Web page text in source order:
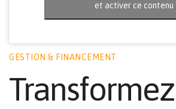
et activer ce contenu
GESTION & FINANCEMENT